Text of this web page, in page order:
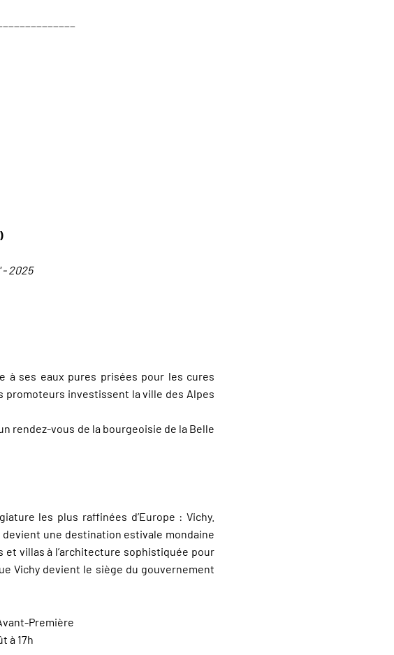
2025
à ses eaux pures prisées pour les cures
promoteurs investissent la ville des Alpes
rendez-vous de la bourgeoisie de la Belle
les plus raffinées d’Europe : Vichy.
une destination estivale mondaine
et villas à l’architecture sophistiquée pour
Vichy devient le siège du gouvernement
Première
à 17h